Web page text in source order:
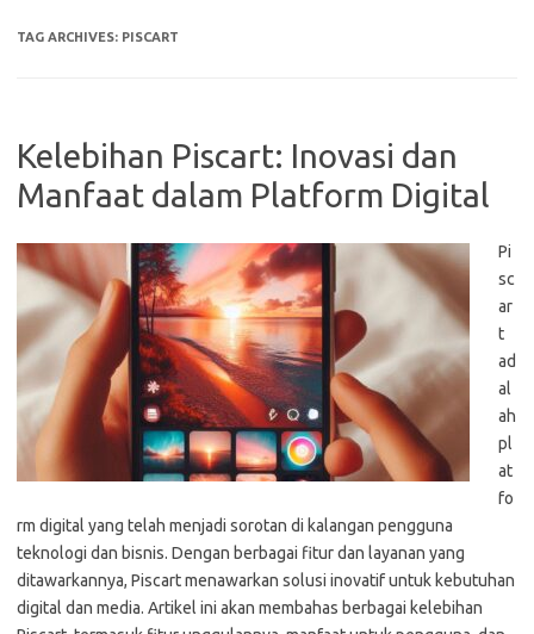
TAG ARCHIVES: PISCART
Kelebihan Piscart: Inovasi dan
Manfaat dalam Platform Digital
Pi
sc
ar
t
ad
al
ah
pl
at
fo
rm digital yang telah menjadi sorotan di kalangan pengguna
teknologi dan bisnis. Dengan berbagai fitur dan layanan yang
ditawarkannya, Piscart menawarkan solusi inovatif untuk kebutuhan
digital dan media. Artikel ini akan membahas berbagai kelebihan